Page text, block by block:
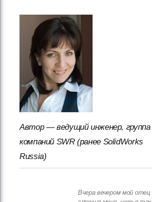
Автор — ведущий инженер, группа
компаний SWR (ранее SolidWorks
Russia)
Вчера вечером мой отец